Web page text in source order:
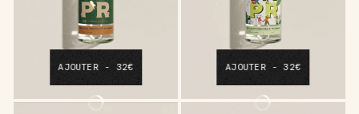
AJOUTER - 32€ AJOUTER - 32€